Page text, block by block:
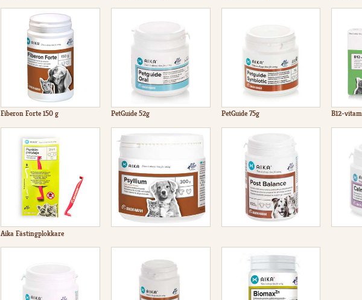
Fiberon Forte 150 g PetGuide 52g PetGuide 75g B12-
Aika Fästingplokkare